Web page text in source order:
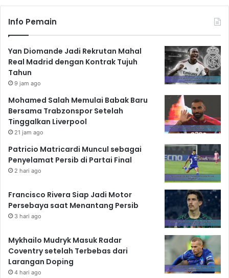
Info Pemain
Yan Diomande Jadi Rekrutan Mahal
Real Madrid dengan Kontrak Tujuh
Tahun
9 jam ago
Mohamed Salah Memulai Babak Baru
Bersama Trabzonspor Setelah
Tinggalkan Liverpool
21 jam ago
Patricio Matricardi Muncul sebagai
Penyelamat Persib di Partai Final
2 hari ago
Francisco Rivera Siap Jadi Motor
Persebaya saat Menantang Persib
3 hari ago
Mykhailo Mudryk Masuk Radar
Coventry setelah Terbebas dari
Larangan Doping
4 hari ago